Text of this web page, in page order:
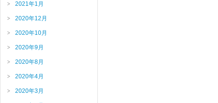
2021年1月
2020年12月
2020年10月
2020年9月
2020年8月
2020年4月
2020年3月